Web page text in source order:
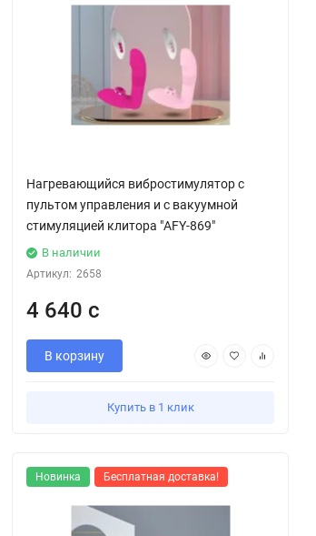
Нагревающийся вибростимулятор с
пультом управления и с вакуумной
стимуляцией клитора "AFY-869"
В наличии
Артикул: 2658
4 640 с
В корзину
Купить в 1 клик
Новинка Бесплатная доставка!